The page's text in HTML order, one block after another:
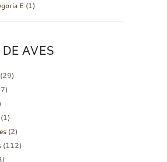
E (1)
AVES
(29)
(1)
(2)
(112)